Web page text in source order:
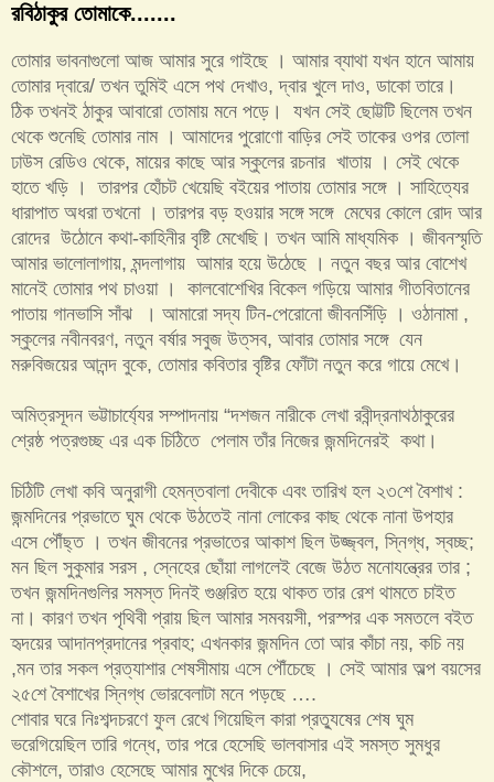
রবিঠাকুর তোমাকে.......
তোমার ভাবনাগুলো আজ আমার সুরে গাইছে । আমার ব্যাথা যখন হানে আমায়
তোমার দ্বারে/ তখন তুমিই এসে পথ দেখাও, দ্বার খুলে দাও, ডাকো তারে।
ঠিক তখনই ঠাকুর আবারো তোমায় মনে পড়ে। যখন সেই ছোট্টটি ছিলেম তখন
থেকে শুনেছি তোমার নাম । আমাদের পুরোণো বাড়ির সেই তাকের ওপর তোলা
ঢাউস রেডিও থেকে, মায়ের কাছে আর স্কুলের রচনার খাতায় । সেই থেকে
হাতে খড়ি । তারপর হোঁচট খেয়েছি ব‌ইয়ের পাতায় তোমার সঙ্গে । সাহিত্যের
ধারাপাত অধরা তখনো । তারপর বড় হওয়ার সঙ্গে সঙ্গে মেঘের কোলে রোদ আর
রোদের উঠোনে কথা-কাহিনীর বৃষ্টি মেখেছি। তখন আমি মাধ্যমিক । জীবনস্মৃতি
আমার ভালোলাগায়, মন্দলাগায় আমার হয়ে উঠেছে । নতুন বছর আর বোশেখ
মানেই তোমার পথ চাওয়া । কালবোশেখির বিকেল গড়িয়ে আমার গীতবিতানের
পাতায় গানভাসি সাঁঝ । আমারো সদ্য টিন-পেরোনো জীবনসিঁড়ি । ওঠানামা ,
স্কুলের নবীনবরণ, নতুন বর্ষার সবুজ উত্‌সব, আবার তোমার সঙ্গে যেন
মরুবিজয়ের আনন্দ বুকে, তোমার কবিতার বৃষ্টির ফোঁটা নতুন করে গায়ে মেখে।
অমিত্রসূদন ভট্টাচার্য্যের সম্পাদনায় “দশজন নারীকে লেখা রবীন্দ্রনাথঠাকুরের
শ্রেষ্ঠ পত্রগুচ্ছ এর এক চিঠিতে পেলাম তাঁর নিজের জন্মদিনেরই কথা।
চিঠিটি লেখা কবি অনুরাগী হেমন্তবালা দেবীকে এবং তারিখ হল ২৩শে বৈশাখ :
জন্মদিনের প্রভাতে ঘুম থেকে উঠতেই নানা লোকের কাছ থেকে নানা উপহার
এসে পৌঁছ্ত । তখন জীবনের প্রভাতের আকাশ ছিল উজ্জ্বল, স্নিগ্ধ, স্বচ্ছ;
মন ছিল সুকুমার সরস , স্নেহের ছোঁয়া লাগলেই বেজে উঠত মনোযন্ত্রের তার ;
তখন জন্মদিনগুলির সমস্ত দিনই গুঞ্জরিত হয়ে থাকত তার রেশ থামতে চাইত
না। কারণ তখন পৃথিবী প্রায় ছিল আমার সমবয়সী, পরস্পর এক সমতলে ব‌ইত
হৃদয়ের আদানপ্রদানের প্রবাহ; এখনকার জন্মদিন তো আর কাঁচা নয়, কচি নয়
,মন তার সকল প্রত্যাশার শেষসীমায় এসে পৌঁচেছে । সেই আমার অল্প বয়সের
২৫শে বৈশাখের স্নিগ্ধ ভোরবেলাটা মনে পড়ছে ….
শোবার ঘরে নিঃশব্দচরণে ফুল রেখে গিয়েছিল কারা প্রত্যুষের শেষ ঘুম
ভরেগিয়েছিল তারি গন্ধে, তার পরে হেসেছি ভালবাসার এই সমস্ত সুমধুর
কৌশলে, তারাও হেসেছে আমার মুখের দিকে চেয়ে,